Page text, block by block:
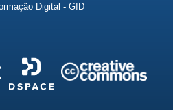
Digital - GID